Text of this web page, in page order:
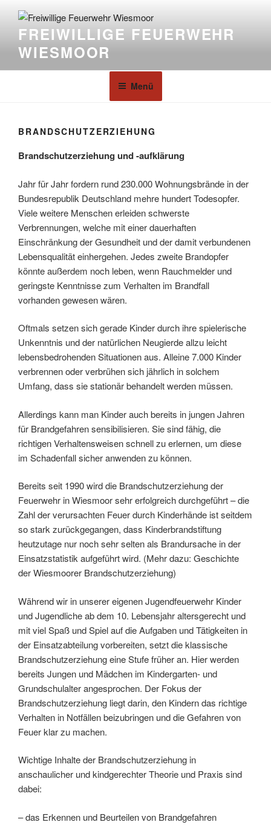
FREIWILLIGE FEUERWEHR
WIESMOOR
Menü
BRANDSCHUTZERZIEHUNG
Brandschutzerziehung und -aufklärung
Jahr für Jahr fordern rund 230.000 Wohnungsbrände in der
Bundesrepublik Deutschland mehre hundert Todesopfer.
Viele weitere Menschen erleiden schwerste
Verbrennungen, welche mit einer dauerhaften
Einschränkung der Gesundheit und der damit verbundenen
Lebensqualität einhergehen. Jedes zweite Brandopfer
könnte außerdem noch leben, wenn Rauchmelder und
geringste Kenntnisse zum Verhalten im Brandfall
vorhanden gewesen wären.
Oftmals setzen sich gerade Kinder durch ihre spielerische
Unkenntnis und der natürlichen Neugierde allzu leicht
lebensbedrohenden Situationen aus. Alleine 7.000 Kinder
verbrennen oder verbrühen sich jährlich in solchem
Umfang, dass sie stationär behandelt werden müssen.
Allerdings kann man Kinder auch bereits in jungen Jahren
für Brandgefahren sensibilisieren. Sie sind fähig, die
richtigen Verhaltensweisen schnell zu erlernen, um diese
im Schadenfall sicher anwenden zu können.
Bereits seit 1990 wird die Brandschutzerziehung der
Feuerwehr in Wiesmoor sehr erfolgreich durchgeführt – die
Zahl der verursachten Feuer durch Kinderhände ist seitdem
so stark zurückgegangen, dass Kinderbrandstiftung
heutzutage nur noch sehr selten als Brandursache in der
Einsatzstatistik aufgeführt wird. (Mehr dazu: Geschichte
der Wiesmoorer Brandschutzerziehung)
Während wir in unserer eigenen Jugendfeuerwehr Kinder
und Jugendliche ab dem 10. Lebensjahr altersgerecht und
mit viel Spaß und Spiel auf die Aufgaben und Tätigkeiten in
der Einsatzabteilung vorbereiten, setzt die klassische
Brandschutzerziehung eine Stufe früher an. Hier werden
bereits Jungen und Mädchen im Kindergarten- und
Grundschulalter angesprochen. Der Fokus der
Brandschutzerziehung liegt darin, den Kindern das richtige
Verhalten in Notfällen beizubringen und die Gefahren von
Feuer klar zu machen.
Wichtige Inhalte der Brandschutzerziehung in
anschaulicher und kindgerechter Theorie und Praxis sind
dabei:
– das Erkennen und Beurteilen von Brandgefahren